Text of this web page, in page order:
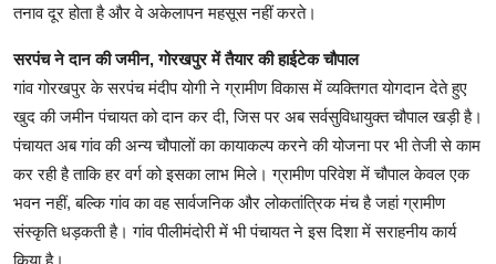
तनाव दूर होता है और वे अकेलापन महसूस नहीं करते।
सरपंच ने दान की जमीन, गोरखपुर में तैयार की हाईटेक चौपाल
गांव गोरखपुर के सरपंच मंदीप योगी ने ग्रामीण विकास में व्यक्तिगत योगदान देते हुए
खुद की जमीन पंचायत को दान कर दी, जिस पर अब सर्वसुविधायुक्त चौपाल खड़ी है।
पंचायत अब गांव की अन्य चौपालों का कायाकल्प करने की योजना पर भी तेजी से काम
कर रही है ताकि हर वर्ग को इसका लाभ मिले। ग्रामीण परिवेश में चौपाल केवल एक
भवन नहीं, बल्कि गांव का वह सार्वजनिक और लोकतांत्रिक मंच है जहां ग्रामीण
संस्कृति धड़कती है। गांव पीलीमंदोरी में भी पंचायत ने इस दिशा में सराहनीय कार्य
किया है।